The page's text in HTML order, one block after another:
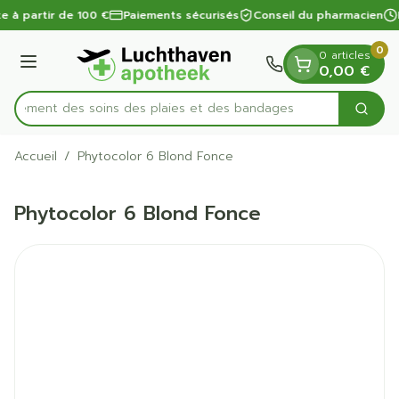
Aller au contenu
1 de 1
à partir de 100 € Paiements sécurisés Conseil du pharmacien
Menu
Rechercherdes soins des plaies et des bandages
0 articles
0,00 €
0
Accueil / Phytocolor 6 Blond Fonce
Phytocolor 6 Blond Fonce